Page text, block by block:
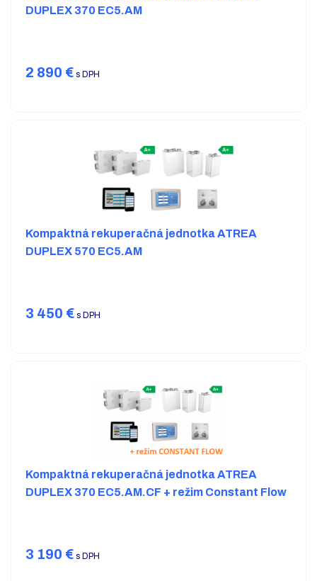
DUPLEX 370 EC5.AM
2 890 € s DPH
Kompaktná rekuperačná jednotka ATREA
DUPLEX 570 EC5.AM
3 450 € s DPH
Kompaktná rekuperačná jednotka ATREA
DUPLEX 370 EC5.AM.CF + režim Constant Flow
3 190 € s DPH